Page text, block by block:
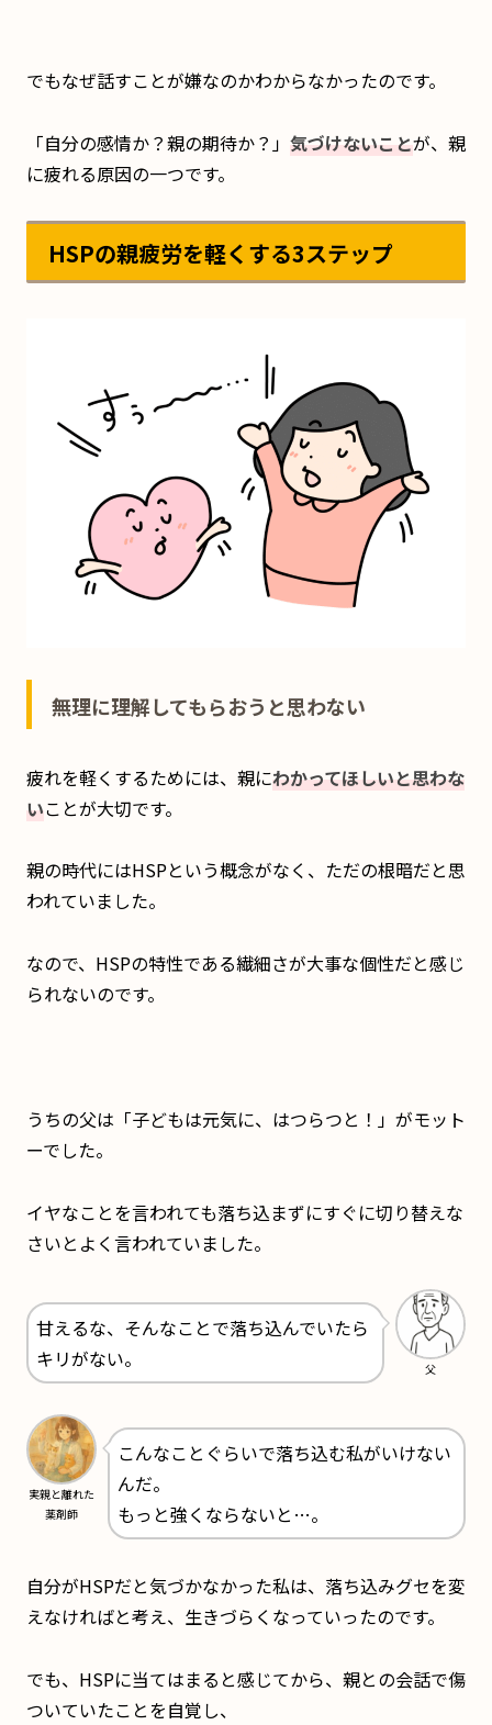
でもなぜ話すことが嫌なのかわからなかったのです。
「自分の感情か？親の期待か？」 気づけないことが、親
に疲れる原因の一つです。
HSPの親疲労を軽くする3ステップ
無理に理解してもらおうと思わない
疲れを軽くするためには、親にわかってほしいと思わな
いことが大切です。
親の時代にはHSPという概念がなく、ただの根暗だと思
われていました。
なので、HSPの特性である繊細さが大事な個性だと感じ
られないのです。
うちの父は「子どもは元気に、はつらつと！」がモット
ーでした。
イヤなことを言われても落ち込まずにすぐに切り替えな
さいとよく言われていました。
父
甘えるな、そんなことで落ち込んでいたら
キリがない。
実親と離れた
薬剤師
こんなことぐらいで落ち込む私がいけない
んだ。
もっと強くならないと…。
自分がHSPだと気づかなかった私は、落ち込みグセを変
えなければと考え、生きづらくなっていったのです。
でも、HSPに当てはまると感じてから、親との会話で傷
ついていたことを自覚し、